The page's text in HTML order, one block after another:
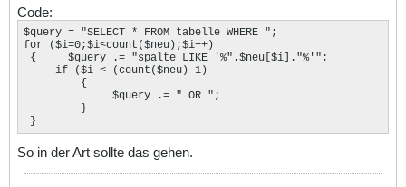
Code:
$query = "SELECT * FROM tabelle WHERE ";
for ($i=0;$i<count($neu);$i++)
{     $query .= "spalte LIKE '%".$neu[$i]."%'";
     if ($i < (count($neu)-1)
         {
              $query .= " OR ";
         }
}
So in der Art sollte das gehen.